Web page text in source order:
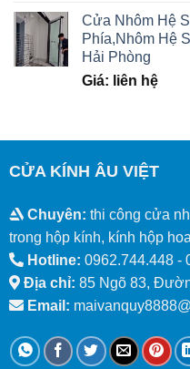
Cửa Nhôm Hệ
Phía,Nhôm Hệ
Hải Phòng
Giá: liên hệ
CỬA KÍNH ÂU VIỆT
Chuyên: thi công cửa
trong hộp kính, kính hộp
Hotline: 0962.744.448 -
Địa chỉ: 85 Ngõ 83,
Email: